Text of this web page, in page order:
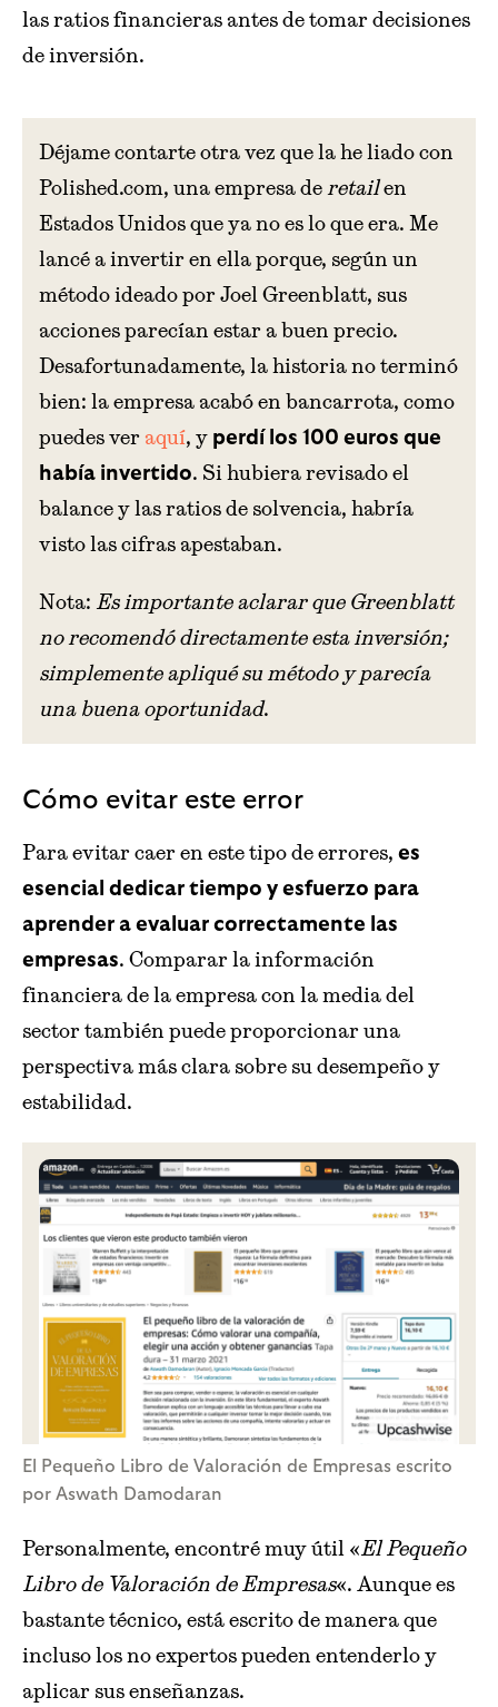
las ratios financieras antes de tomar decisiones
de inversión.
Déjame contarte otra vez que la he liado con
Polished.com, una empresa deretailen
Estados Unidos que ya no es lo que era. Me
lancé a invertir en ella porque, según un
método ideado por Joel Greenblatt, sus
acciones parecían estar a buen precio.
Desafortunadamente, la historia no terminó
bien: la empresa acabó en bancarrota, como
puedes veraquí, y perdí los 100 euros que
había invertido. Si hubiera revisado el
balance y las ratios de solvencia, habría
visto las cifras apestaban.
Nota: Es importante aclarar que Greenblatt
no recomendó directamente esta inversión;
simplemente apliqué su método y parecía
una buena oportunidad.
Cómo evitar este error
Para evitar caer en este tipo de errores, es
esencial dedicar tiempo y esfuerzo para
aprender a evaluar correctamente las
empresas. Comparar la información
financiera de la empresa con la media del
sector también puede proporcionar una
perspectiva más clara sobre su desempeño y
estabilidad.
El Pequeño Libro de Valoración de Empresas escrito
por Aswath Damodaran
Personalmente, encontré muy útil «El Pequeño
Libro de Valoración de Empresas«. Aunque es
bastante técnico, está escrito de manera que
incluso los no expertos pueden entenderlo y
aplicar sus enseñanzas.